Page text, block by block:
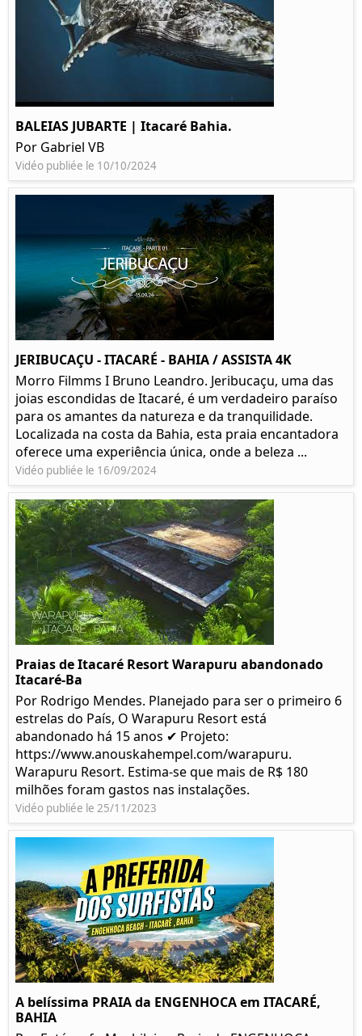
BALEIAS JUBARTE | Itacaré Bahia.
Por Gabriel VB
Vidéo publiée le 10/10/2024
JERIBUCAÇU - ITACARÉ - BAHIA / ASSISTA 4K
Morro Filmms I Bruno Leandro. Jeribucaçu, uma das
joias escondidas de Itacaré, é um verdadeiro paraíso
para os amantes da natureza e da tranquilidade.
Localizada na costa da Bahia, esta praia encantadora
oferece uma experiência única, onde a beleza ...
Vidéo publiée le 16/09/2024
Praias de Itacaré Resort Warapuru abandonado
Itacaré-Ba
Por Rodrigo Mendes. Planejado para ser o primeiro 6
estrelas do País, O Warapuru Resort está
abandonado há 15 anos ✔ Projeto:
https://www.anouskahempel.com/warapuru.
Warapuru Resort. Estima-se que mais de R$ 180
milhões foram gastos nas instalações.
Vidéo publiée le 25/11/2023
A belíssima PRAIA da ENGENHOCA em ITACARÉ,
BAHIA